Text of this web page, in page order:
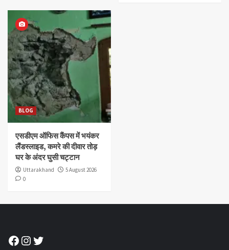
BLOG
एसडीएम ऑफिस कैंपस में भयंकर
लैंडस्लाइड, कमरे की दीवार तोड़
घर के अंदर घुसी चट्टान
Uttarakhand
5 August 2026
0
Facebook
Instagram
Twitter